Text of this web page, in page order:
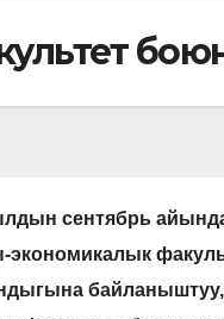
сентябрь
экономикалык